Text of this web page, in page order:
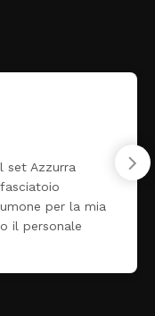
set Azzurra
per la mia
il personale